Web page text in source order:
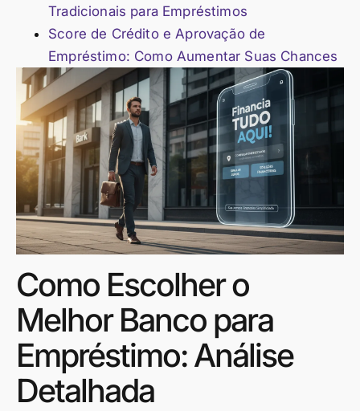
Tradicionais para Empréstimos
Score de Crédito e Aprovação de
Empréstimo: Como Aumentar Suas Chances
Como Escolher o
Melhor Banco para
Empréstimo: Análise
Detalhada